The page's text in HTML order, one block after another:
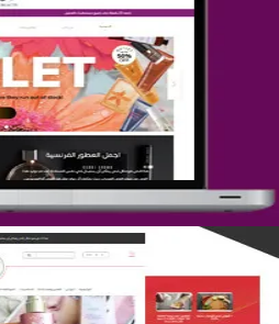
تصميم متجر جمال
التفاصيل